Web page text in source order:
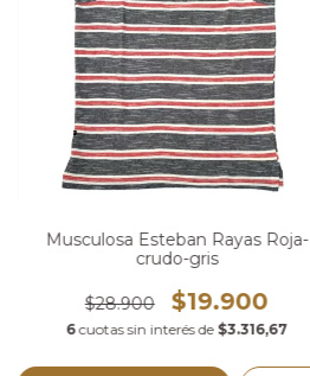
Musculosa Esteban Rayas Roja-
crudo-gris
$28.900 $19.900
6 cuotas sin interés de $3.316,67